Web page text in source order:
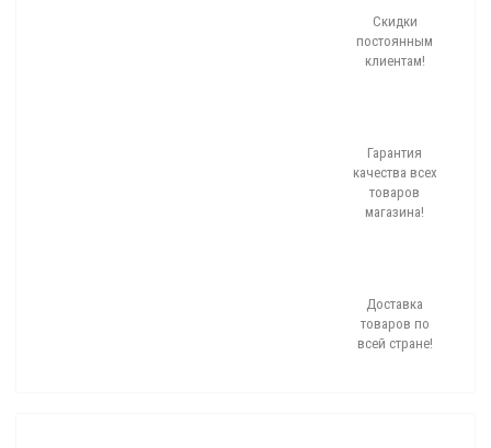
Скидки
постоянным
клиентам!
Гарантия
качества всех
товаров
магазина!
Доставка
товаров по
всей стране!